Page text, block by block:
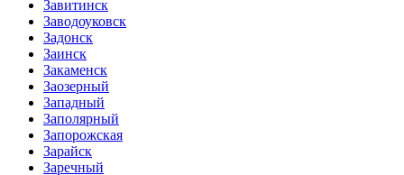
Завитинск
Заводоуковск
Задонск
Заинск
Закаменск
Заозерный
Западный
Заполярный
Запорожская
Зарайск
Заречный